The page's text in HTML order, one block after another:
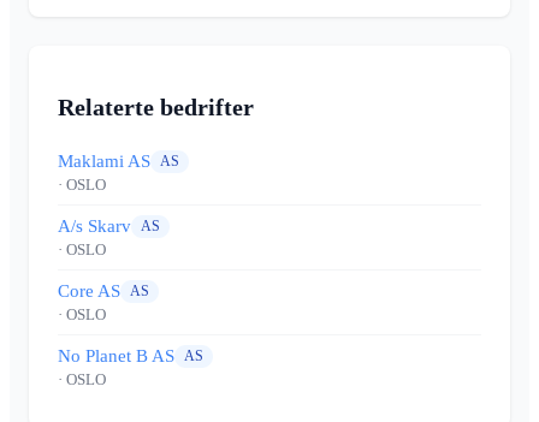
Relaterte bedrifter
Maklami AS AS
· OSLO
A/s Skarv AS
· OSLO
Core AS AS
· OSLO
No Planet B AS AS
· OSLO